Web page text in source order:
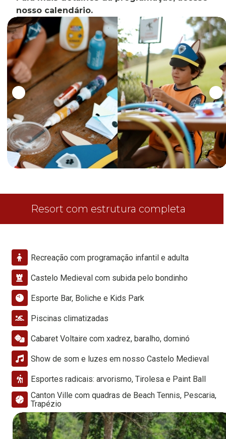
nosso calendário.
Resort com estrutura completa
Recreação com programação infantil e adulta
Castelo Medieval com subida pelo bondinho
Esporte Bar, Boliche e Kids Park
Piscinas climatizadas
Cabaret Voltaire com xadrez, baralho, dominó
Show de som e luzes em nosso Castelo Medieval
Esportes radicais: arvorismo, Tirolesa e Paint Ball
Canton Ville com quadras de Beach Tennis, Pescaria,
Trapézio